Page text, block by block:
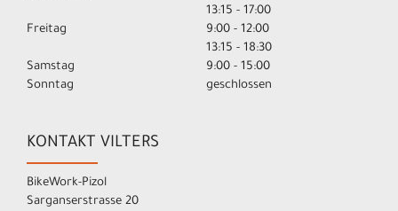
13:15 - 17:00
Freitag
9:00 - 12:00
13:15 - 18:30
Samstag
9:00 - 15:00
Sonntag
geschlossen
KONTAKT VILTERS
BikeWork-Pizol
Sarganserstrasse 20